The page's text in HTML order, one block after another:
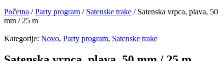
Početna /Party program / Satenske trake / Satenska vrpca, plava, 50
mm / 25 m
Kategorije: Novo, Party program, Satenske trake